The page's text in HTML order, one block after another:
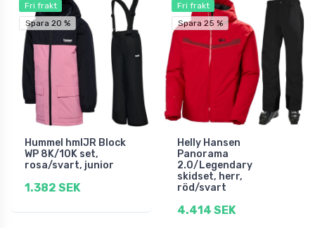
Fri frakt
Spara 20 %
Hummel hmlJR Block
WP 8K/10K set,
rosa/svart, junior
1.382 SEK
Fri frakt
Spara 25 %
Helly Hansen
Panorama
2.0/Legendary
skidset, herr,
röd/svart
4.414 SEK